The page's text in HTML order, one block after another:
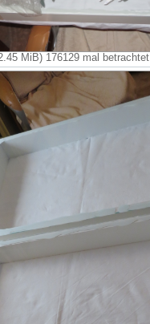
MiB) 176129 mal betrachtet